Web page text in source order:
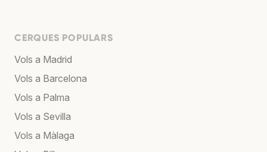
CERQUES POPULARS
Vols a Madrid
Vols a Barcelona
Vols a Palma
Vols a Sevilla
Vols a Màlaga